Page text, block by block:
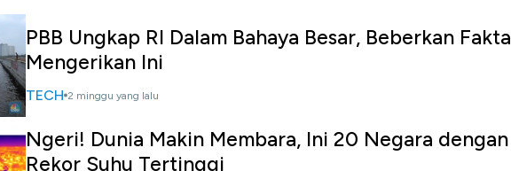
PBB Ungkap RI Dalam Bahaya Besar, Beberkan Fakta
Mengerikan Ini
TECH 2 minggu yang lalu
Ngeri! Dunia Makin Membara, Ini 20 Negara dengan
Rekor Suhu Tertinggi